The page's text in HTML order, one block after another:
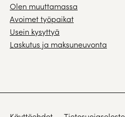
Olen muuttamassa
Avoimet työpaikat
Usein kysyttyä
Laskutus ja maksuneuvonta